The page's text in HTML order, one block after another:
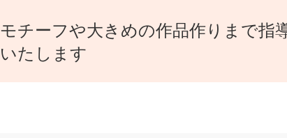
モチーフや大きめの作品作りまで指
いたします